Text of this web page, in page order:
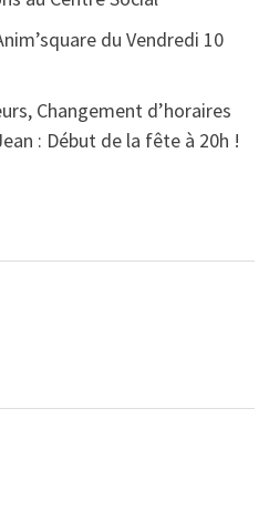
du Vendredi 10
Changement d’horaires
: Début de la fête à 20h !